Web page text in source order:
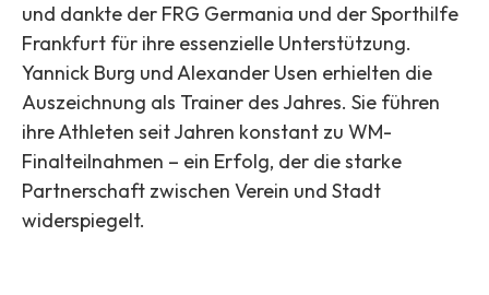
und dankte der FRG Germania und der Sporthilfe
Frankfurt für ihre essenzielle Unterstützung.
Yannick Burg und Alexander Usen erhielten die
Auszeichnung als Trainer des Jahres. Sie führen
ihre Athleten seit Jahren konstant zu WM-
Finalteilnahmen – ein Erfolg, der die starke
Partnerschaft zwischen Verein und Stadt
widerspiegelt.